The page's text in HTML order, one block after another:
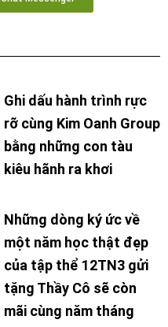
Ghi dấu hành trình rực
rỡ cùng Kim Oanh Group
bằng những con tàu
kiêu hãnh ra khơi
Những dòng ký ức về
một năm học thật đẹp
của tập thể 12TN3 gửi
tặng Thầy Cô sẽ còn
mãi cùng năm tháng